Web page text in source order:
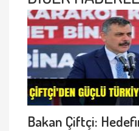
Bakan Çiftçi: